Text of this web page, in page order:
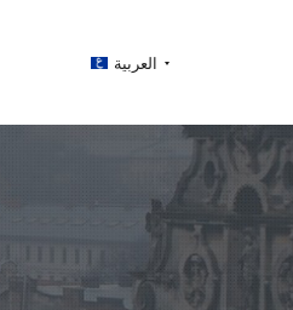
العربية